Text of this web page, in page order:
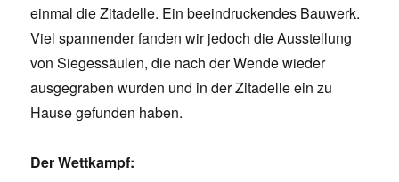
einmal die Zitadelle. Ein beeindruckendes Bauwerk.
Viel spannender fanden wir jedoch die Ausstellung
von Siegessäulen, die nach der Wende wieder
ausgegraben wurden und in der Zitadelle ein zu
Hause gefunden haben.
Der Wettkampf: